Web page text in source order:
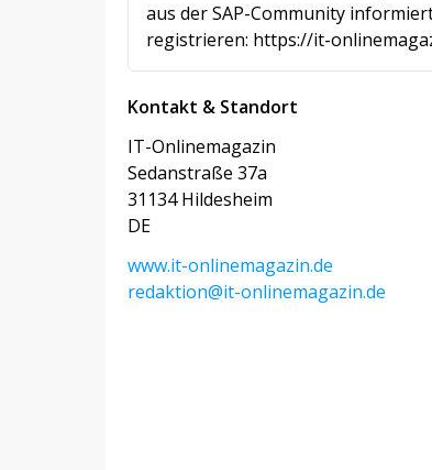
aus der SAP-Community
registrieren: https://it-
Kontakt & Standort
IT-Onlinemagazin
Sedanstraße 37a
31134 Hildesheim
DE
www.it-onlinemagazin.de
redaktion@it-onlinemagazin.de